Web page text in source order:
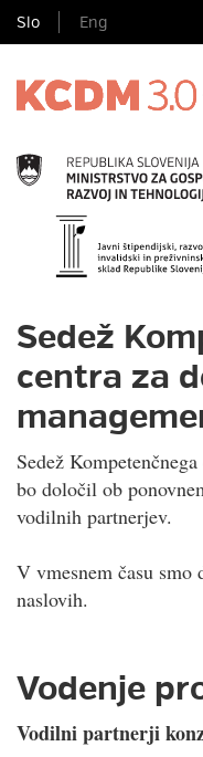
Slo Eng
Sedež
centra za
Sedež
bo določil ob
vodilnih partnerjev.
V vmesnem času
naslovih.
Vodenje
Vodilni partnerji